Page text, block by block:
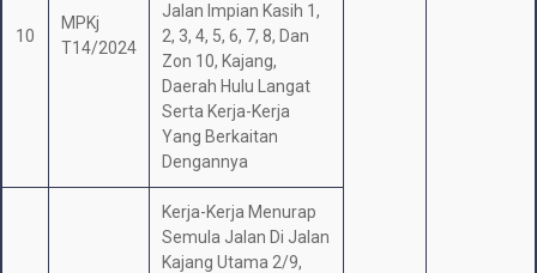
10
MPKj
T14/2024
Jalan Impian Kasih 1,
2, 3, 4, 5, 6, 7, 8, Dan
Zon 10, Kajang,
Daerah Hulu Langat
Serta Kerja-Kerja
Yang Berkaitan
Dengannya
Kerja-Kerja Menurap
Semula Jalan Di Jalan
Kajang Utama 2/9,